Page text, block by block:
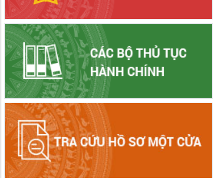
Công ty cổ phần Thái Bình Kiên Giang tại KCN Thạnh Lộc
thông báo nhu cầu tuyển dụng 1.000 lao động trong quý
4/2024
Công ty TNHH HwaSeung Rạch Giá tại KCN Thạnh Lộc
thông báo nhu cầu tuyển dụng 1.500 lao động phổ thông